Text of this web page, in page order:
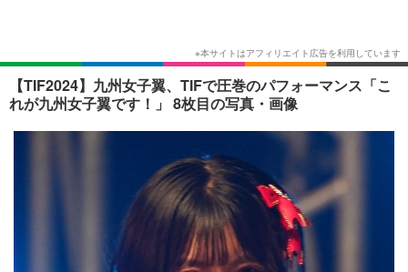
ショッピング その他
【TIF2024】九州女子翼、TIFで圧巻のパフォーマンス「こ
れが九州女子翼です！」 8枚目の写真・画像